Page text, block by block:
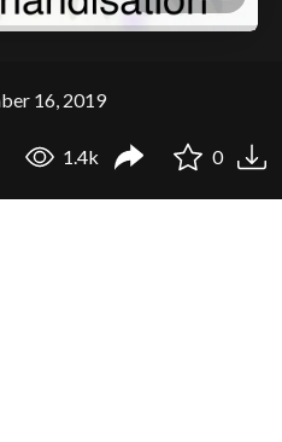
16, 2019
1.4k 0